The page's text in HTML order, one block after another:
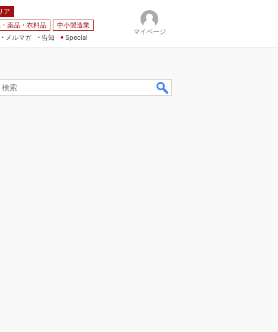
ア
薬品・衣料品
中小製造業
メルマガ
告知 Special
マイページ